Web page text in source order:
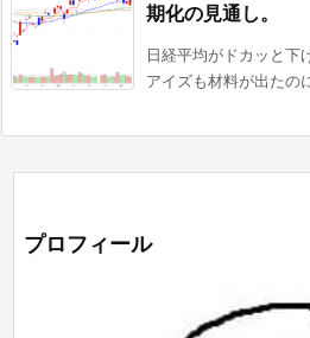
期化の見通し。
日経平均がドカッと下
アイズも材料が出たの
プロフィール